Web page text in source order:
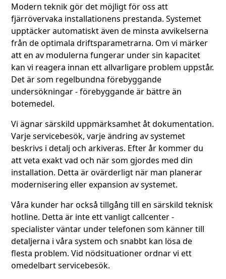
Modern teknik gör det möjligt för oss att
fjärrövervaka installationens prestanda. Systemet
upptäcker automatiskt även de minsta avvikelserna
från de optimala driftsparametrarna. Om vi märker
att en av modulerna fungerar under sin kapacitet
kan vi reagera innan ett allvarligare problem uppstår.
Det är som regelbundna förebyggande
undersökningar - förebyggande är bättre än
botemedel.
Vi ägnar särskild uppmärksamhet åt dokumentation.
Varje servicebesök, varje ändring av systemet
beskrivs i detalj och arkiveras. Efter år kommer du
att veta exakt vad och när som gjordes med din
installation. Detta är ovärderligt när man planerar
modernisering eller expansion av systemet.
Våra kunder har också tillgång till en särskild teknisk
hotline. Detta är inte ett vanligt callcenter -
specialister väntar under telefonen som känner till
detaljerna i våra system och snabbt kan lösa de
flesta problem. Vid nödsituationer ordnar vi ett
omedelbart servicebesök.